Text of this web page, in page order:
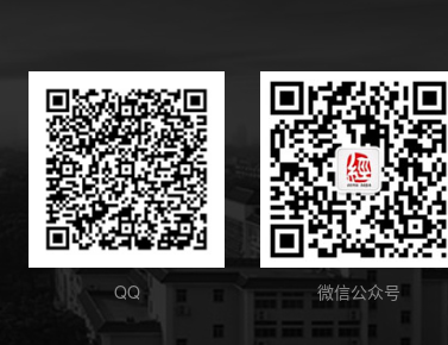
QQ
微信公众号